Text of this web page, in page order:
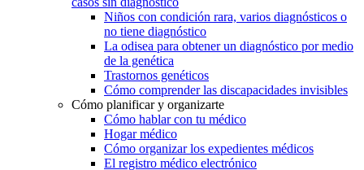
Niños con condición rara, varios diagnósticos o
no tiene diagnóstico
La odisea para obtener un diagnóstico por medio
de la genética
Trastornos genéticos
Cómo comprender las discapacidades invisibles
Cómo planificar y organizarte
Cómo hablar con tu médico
Hogar médico
Cómo organizar los expedientes médicos
El registro médico electrónico